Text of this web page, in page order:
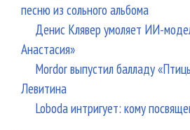
песню из сольного альбома
Денис Клявер умоляет ИИ-
Анастасия»
Mordor выпустил балладу
Левитина
Loboda интригует: кому